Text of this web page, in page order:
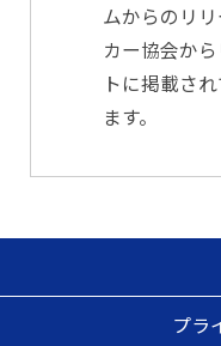
ムからのリ
カー協会か
トに掲載さ
ます。
プラ